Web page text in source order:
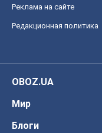
Реклама на сайте
Редакционная политика
OBOZ.UA
Мир
Блоги